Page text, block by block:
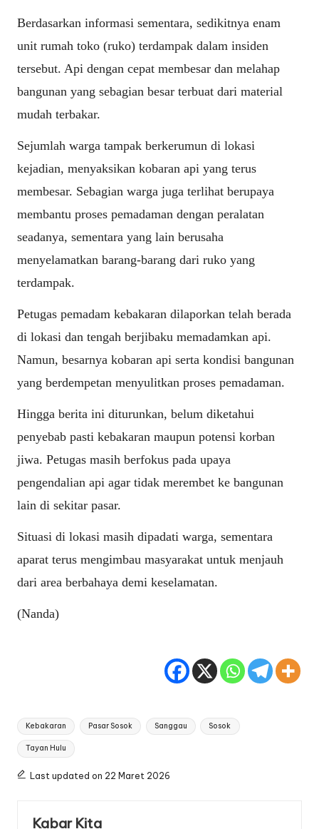
Berdasarkan informasi sementara, sedikitnya enam
unit rumah toko (ruko) terdampak dalam insiden
tersebut. Api dengan cepat membesar dan melahap
bangunan yang sebagian besar terbuat dari material
mudah terbakar.
Sejumlah warga tampak berkerumun di lokasi
kejadian, menyaksikan kobaran api yang terus
membesar. Sebagian warga juga terlihat berupaya
membantu proses pemadaman dengan peralatan
seadanya, sementara yang lain berusaha
menyelamatkan barang-barang dari ruko yang
terdampak.
Petugas pemadam kebakaran dilaporkan telah berada
di lokasi dan tengah berjibaku memadamkan api.
Namun, besarnya kobaran api serta kondisi bangunan
yang berdempetan menyulitkan proses pemadaman.
Hingga berita ini diturunkan, belum diketahui
penyebab pasti kebakaran maupun potensi korban
jiwa. Petugas masih berfokus pada upaya
pengendalian api agar tidak merembet ke bangunan
lain di sekitar pasar.
Situasi di lokasi masih dipadati warga, sementara
aparat terus mengimbau masyarakat untuk menjauh
dari area berbahaya demi keselamatan.
(Nanda)
Tags:
Kebakaran Pasar Sosok Sanggau Sosok
Tayan Hulu
Last updated on 22 Maret 2026
Kabar Kita